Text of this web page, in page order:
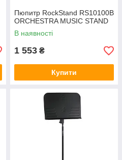
Пюпитр RockStand RS10100B
ORCHESTRA MUSIC STAND
В наявності
1 553 ₴
Купити